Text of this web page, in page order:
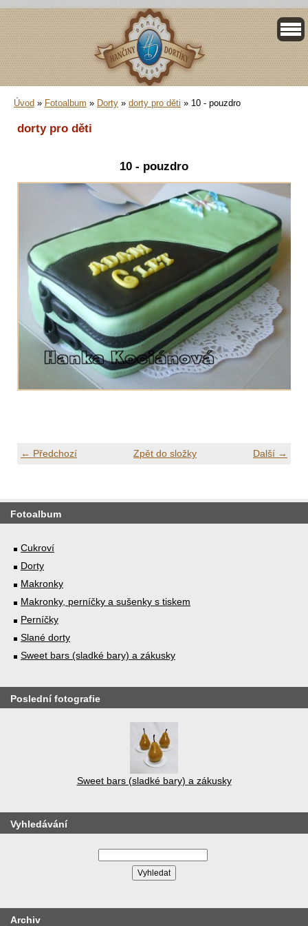
Úvod » Fotoalbum » Dorty » dorty pro děti » 10 - pouzdro
dorty pro děti
10 - pouzdro
← Předchozí Další →
Zpět do složky
Fotoalbum
Cukroví
Dorty
Makronky
Makronky, perníčky a sušenky s tiskem
Perníčky
Slané dorty
Sweet bars (sladké bary) a zákusky
Poslední fotografie
Sweet bars (sladké bary) a zákusky
Vyhledávání
Archiv